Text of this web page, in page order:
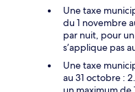
Une taxe
du 1 novembre
par nuit, pour
s’applique pas
Une taxe
au 31 octobre :